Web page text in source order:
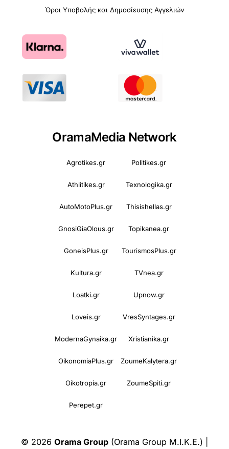
Όροι Υποβολής και Δημοσίευσης Αγγελιών
OramaMedia Network
Agrotikes.gr Politikes.gr
Athlitikes.gr Texnologika.gr
AutoMotoPlus.gr Thisishellas.gr
GnosiGiaOlous.gr Topikanea.gr
GoneisPlus.gr TourismosPlus.gr
Kultura.gr TVnea.gr
Loatki.gr Upnow.gr
Loveis.gr VresSyntages.gr
ModernaGynaika.gr Xristianika.gr
OikonomiaPlus.gr ZoumeKalytera.gr
Oikotropia.gr ZoumeSpiti.gr
Perepet.gr
© 2026 Orama Group (Orama Group Μ.Ι.Κ.Ε.) |